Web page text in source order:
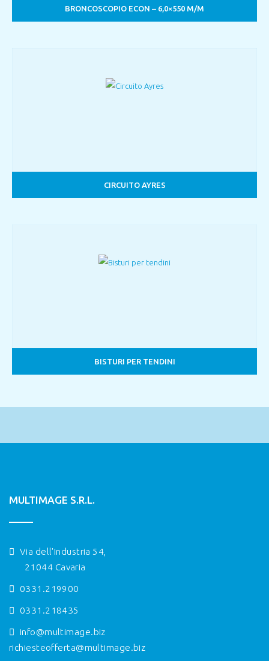
BRONCOSCOPIO ECON – 6,0×550 M/M
CIRCUITO AYRES
BISTURI PER TENDINI
MULTIMAGE S.R.L.
Via dell'Industria 54,
21044 Cavaria
0331.219900
0331.218435
info@multimage.biz
richiesteofferta@multimage.biz